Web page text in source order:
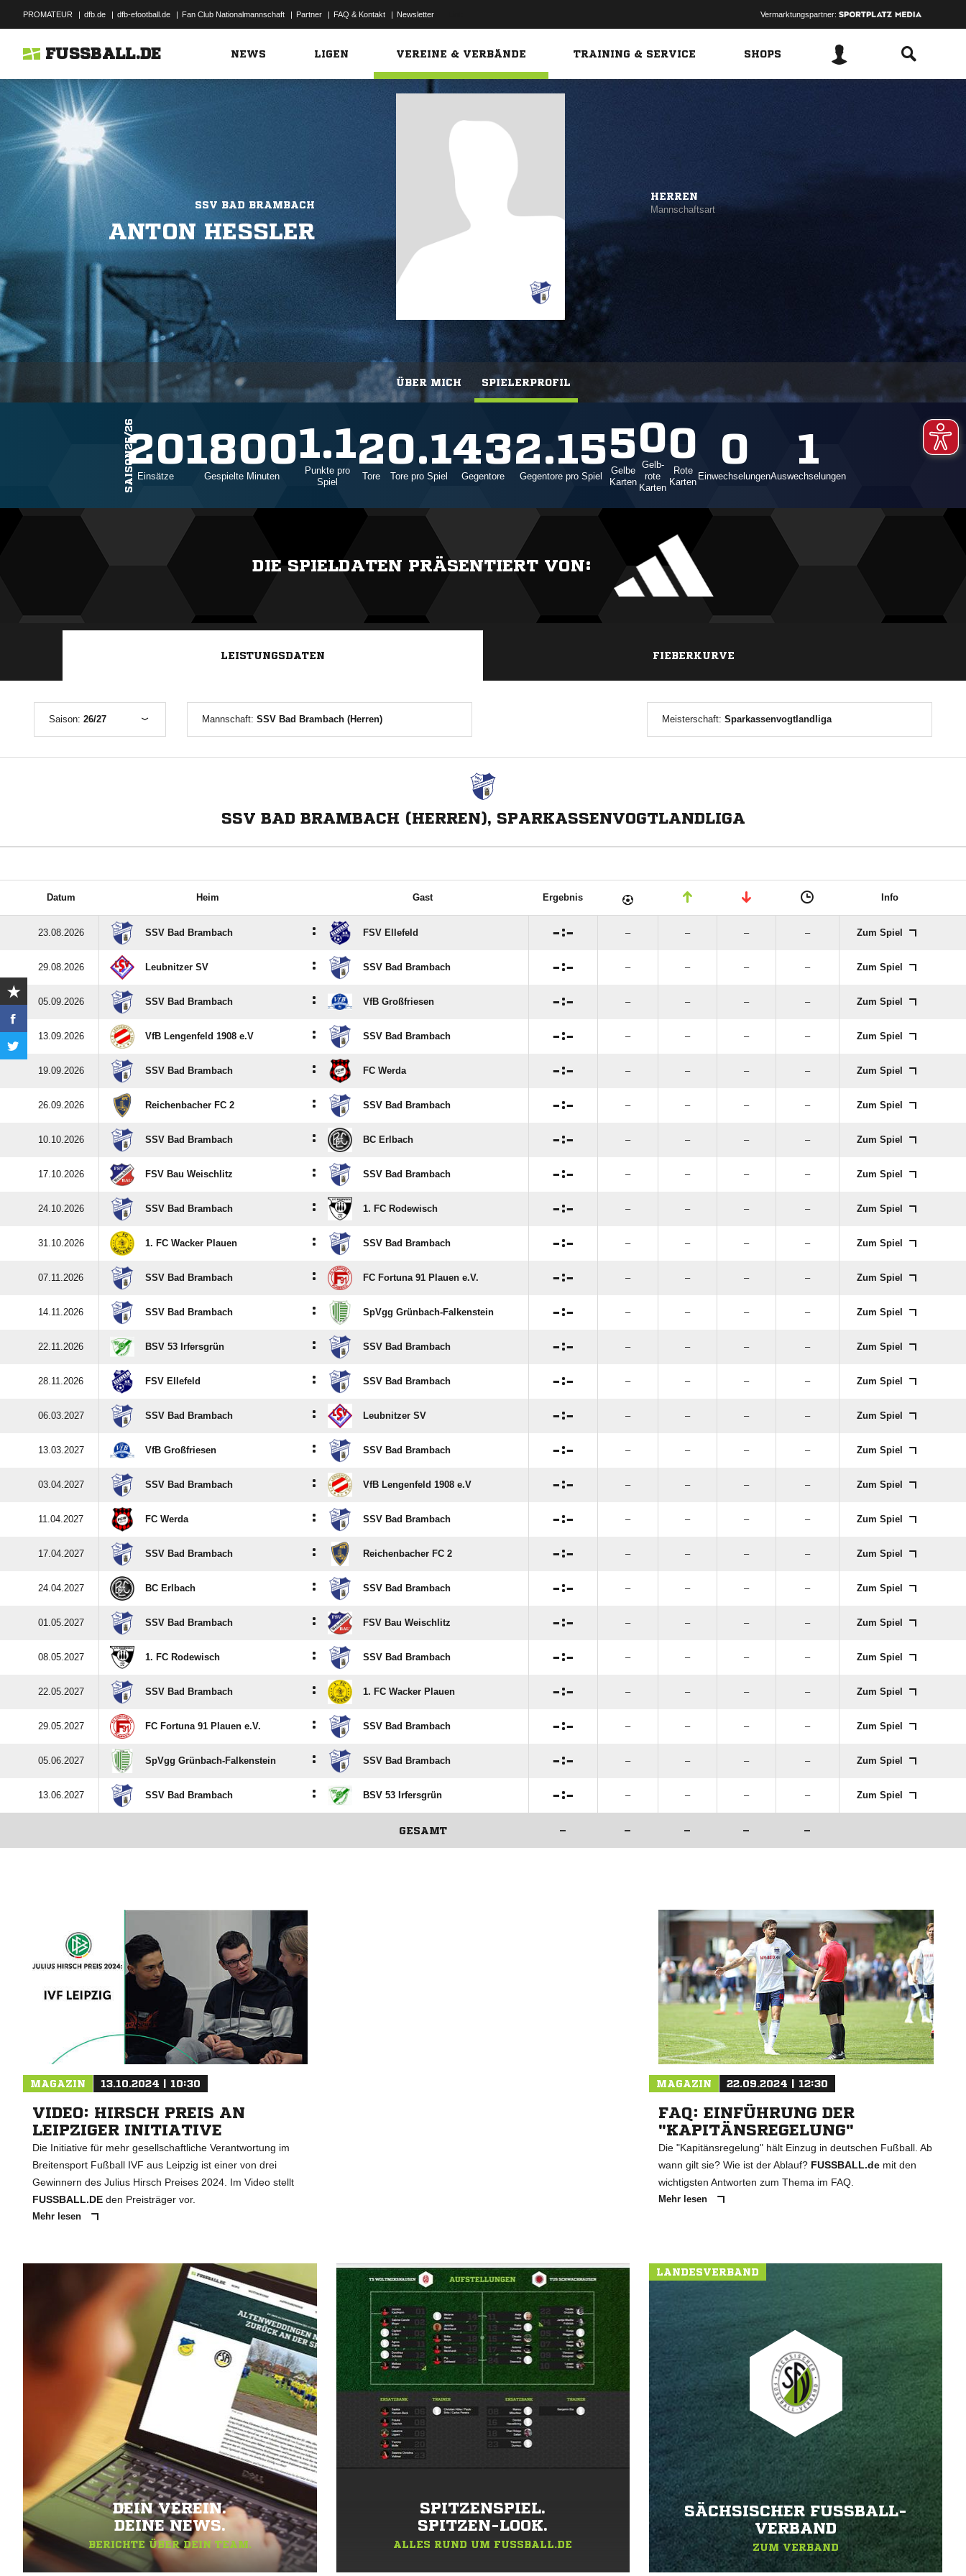
PROMATEUR | dfb.de | dfb-efootball.de | Fan Club Nationalmannschaft | Partner | FAQ & Kontakt | Newsletter Vermarktungspartner:
FUSSBALL.DE NEWS LIGEN VEREINE & VERBÄNDE TRAINING & SERVICE SHOPS
ÜBER MICH SPIELERPROFIL
SSV BAD BRAMBACH
ANTON HESSLER
HERREN
Mannschaftsart
SAISON25/26
20
Einsätze
1800
Gespielte Minuten
1.1
Punkte pro
Spiel
2
Tore
0.1
Tore pro Spiel
43
Gegentore
2.15
Gegentore pro Spiel
5
Gelbe
Karten
0
Gelb-
rote
Karten
0
Rote
Karten
0
Einwechselungen
1
Auswechselungen
DIE SPIELDATEN PRÄSENTIERT VON:
LEISTUNGSDATEN FIEBERKURVE
Saison: 26/27 Mannschaft:SSV Bad Brambach (Herren) Meisterschaft: Sparkassenvogtlandliga
SSV BAD BRAMBACH (HERREN), SPARKASSENVOGTLANDLIGA
Datum Heim Gast Ergebnis Info
23.08.2026 SSV Bad Brambach : FSV Ellefeld : – – – – Zum Spiel
29.08.2026 Leubnitzer SV : SSV Bad Brambach : – – – – Zum Spiel
05.09.2026 SSV Bad Brambach : VfB Großfriesen : – – – – Zum Spiel
13.09.2026 VfB Lengenfeld 1908 e.V : SSV Bad Brambach : – – – – Zum Spiel
19.09.2026 SSV Bad Brambach : FC Werda : – – – – Zum Spiel
26.09.2026 Reichenbacher FC 2 : SSV Bad Brambach : – – – – Zum Spiel
10.10.2026 SSV Bad Brambach : BC Erlbach : – – – – Zum Spiel
17.10.2026 FSV Bau Weischlitz : SSV Bad Brambach : – – – – Zum Spiel
24.10.2026 SSV Bad Brambach : 1. FC Rodewisch : – – – – Zum Spiel
31.10.2026 1. FC Wacker Plauen : SSV Bad Brambach : – – – – Zum Spiel
07.11.2026 SSV Bad Brambach : FC Fortuna 91 Plauen e.V. : – – – – Zum Spiel
14.11.2026 SSV Bad Brambach : SpVgg Grünbach-Falkenstein : – – – – Zum Spiel
22.11.2026 BSV 53 Irfersgrün : SSV Bad Brambach : – – – – Zum Spiel
28.11.2026 FSV Ellefeld : SSV Bad Brambach : – – – – Zum Spiel
06.03.2027 SSV Bad Brambach : Leubnitzer SV : – – – – Zum Spiel
13.03.2027 VfB Großfriesen : SSV Bad Brambach : – – – – Zum Spiel
03.04.2027 SSV Bad Brambach : VfB Lengenfeld 1908 e.V : – – – – Zum Spiel
11.04.2027 FC Werda : SSV Bad Brambach : – – – – Zum Spiel
17.04.2027 SSV Bad Brambach : Reichenbacher FC 2 : – – – – Zum Spiel
24.04.2027 BC Erlbach : SSV Bad Brambach : – – – – Zum Spiel
01.05.2027 SSV Bad Brambach : FSV Bau Weischlitz : – – – – Zum Spiel
08.05.2027 1. FC Rodewisch : SSV Bad Brambach : – – – – Zum Spiel
22.05.2027 SSV Bad Brambach : 1. FC Wacker Plauen : – – – – Zum Spiel
29.05.2027 FC Fortuna 91 Plauen e.V. : SSV Bad Brambach : – – – – Zum Spiel
05.06.2027 SpVgg Grünbach-Falkenstein : SSV Bad Brambach : – – – – Zum Spiel
13.06.2027 SSV Bad Brambach : BSV 53 Irfersgrün : – – – – Zum Spiel
GESAMT – – – – –
MAGAZIN 13.10.2024 | 10:30
VIDEO: HIRSCH PREIS AN
LEIPZIGER INITIATIVE
Die Initiative für mehr gesellschaftliche Verantwortung im
Breitensport Fußball IVF aus Leipzig ist einer von drei
Gewinnern des Julius Hirsch Preises 2024. Im Video stellt
FUSSBALL.DE den Preisträger vor.
Mehr lesen
MAGAZIN 22.09.2024 | 12:30
FAQ: EINFÜHRUNG DER
"KAPITÄNSREGELUNG"
Die "Kapitänsregelung" hält Einzug in deutschen Fußball. Ab
wann gilt sie? Wie ist der Ablauf? FUSSBALL.de mit den
wichtigsten Antworten zum Thema im FAQ.
Mehr lesen
DEIN VEREIN.
DEINE NEWS.
BERICHTE ÜBER DEIN TEAM.
SPITZENSPIEL.
SPITZEN-LOOK.
ALLES RUND UM FUSSBALL.DE
LANDESVERBAND
SÄCHSISCHER FUSSBALL-V
ERBAND
ZUM VERBAND